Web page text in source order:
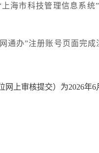
海市科技管理信息系统
通办”注册账号页面完
网上审核提交）为2026年6